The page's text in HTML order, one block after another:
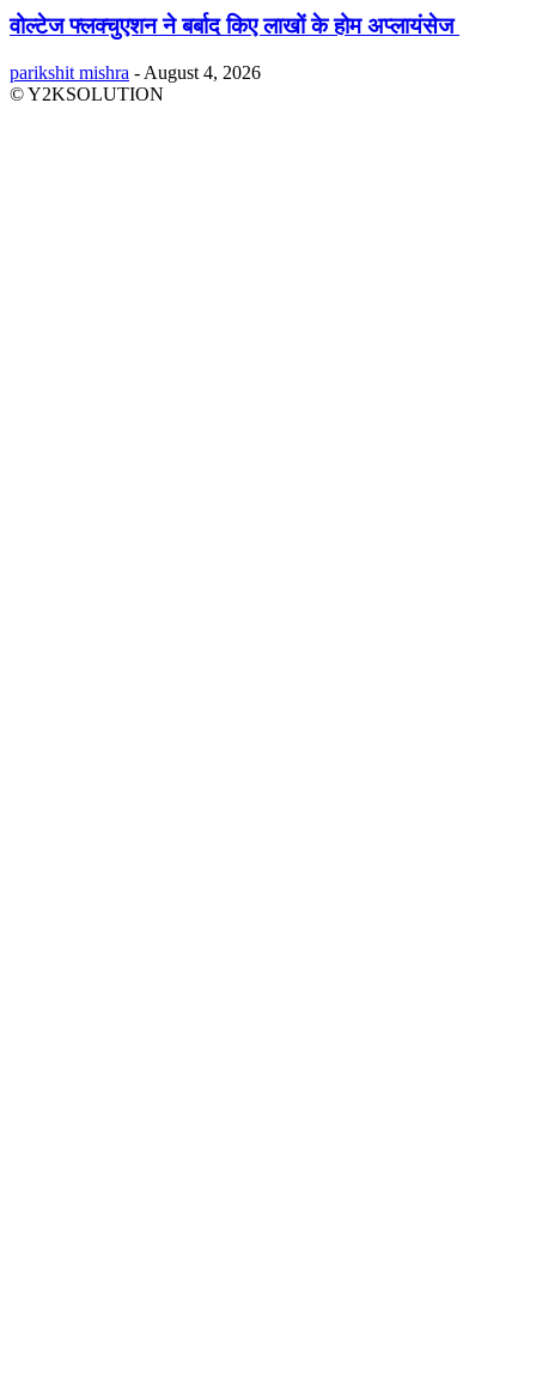
वोल्टेज फ्लक्चुएशन ने बर्बाद किए लाखों के होम अप्लायंसेज
parikshit mishra - August 4, 2026
© Y2KSOLUTION